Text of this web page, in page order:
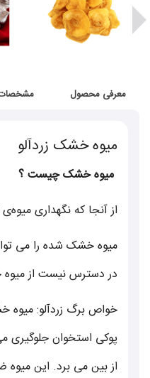
معرفی محصول
میوه خشک زردآلو
میوه خشک چیست ؟
از آنجا که نگهداری
ميوه خشک شده را مى
در دسترس نيست از
پوکی استخوان جلوگيری
از بين می برد. اين